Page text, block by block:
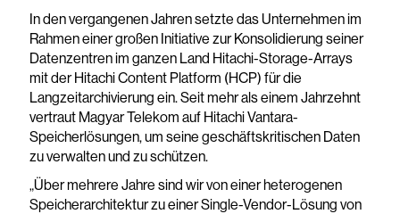
In den vergangenen Jahren setzte das Unternehmen im
Rahmen einer großen Initiative zur Konsolidierung seiner
Datenzentren im ganzen Land Hitachi-Storage-Arrays
mit der Hitachi Content Platform (HCP) für die
Langzeitarchivierung ein. Seit mehr als einem Jahrzehnt
vertraut Magyar Telekom auf Hitachi Vantara-
Speicherlösungen, um seine geschäftskritischen Daten
zu verwalten und zu schützen.
„Über mehrere Jahre sind wir von einer heterogenen
Speicherarchitektur zu einer Single-Vendor-Lösung von